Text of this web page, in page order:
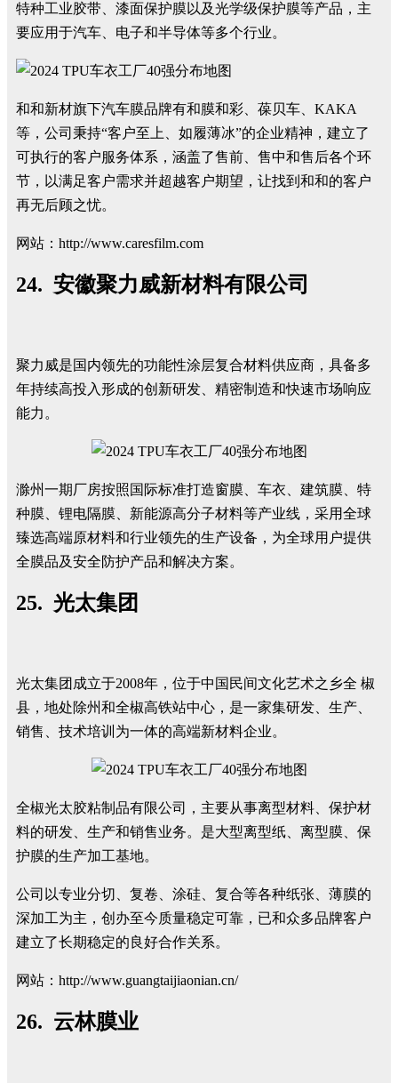
特种工业胶带、漆面保护膜以及光学级保护膜等产品，主
要应用于汽车、电子和半导体等多个行业。
和和新材旗下汽车膜品牌有和膜和彩、葆贝车、KAKA
等，公司秉持“客户至上、如履薄冰”的企业精神，建立了
可执行的客户服务体系，涵盖了售前、售中和售后各个环
节，以满足客户需求并超越客户期望，让找到和和的客户
再无后顾之忧。
网站：http://www.caresfilm.com
24. 安徽聚力威新材料有限公司
聚力威是国内领先的功能性涂层复合材料供应商，具备多
年持续高投入形成的创新研发、精密制造和快速市场响应
能力。
滁州一期厂房按照国际标准打造窗膜、车衣、建筑膜、特
种膜、锂电隔膜、新能源高分子材料等产业线，采用全球
臻选高端原材料和行业领先的生产设备，为全球用户提供
全膜品及安全防护产品和解决方案。
25. 光太集团
光太集团成立于2008年，位于中国民间文化艺术之乡全 椒
县，地处除州和全椒高铁站中心，是一家集研发、生产、
销售、技术培训为一体的高端新材料企业。
全椒光太胶粘制品有限公司，主要从事离型材料、保护材
料的研发、生产和销售业务。是大型离型纸、离型膜、保
护膜的生产加工基地。
公司以专业分切、复卷、涂硅、复合等各种纸张、薄膜的
深加工为主，创办至今质量稳定可靠，已和众多品牌客户
建立了长期稳定的良好合作关系。
网站：http://www.guangtaijiaonian.cn/
26. 云林膜业